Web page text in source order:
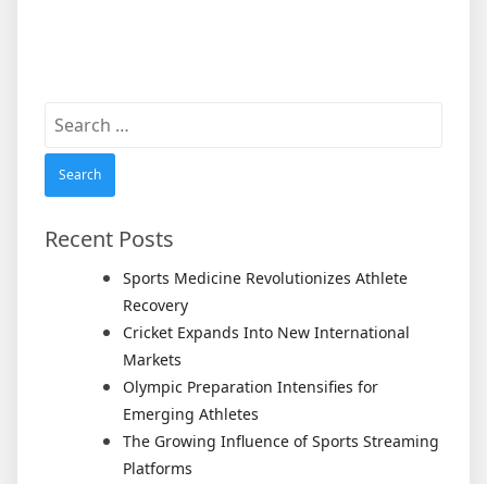
Search
Recent Posts
Sports Medicine Revolutionizes Athlete
Recovery
Cricket Expands Into New International
Markets
Olympic Preparation Intensifies for
Emerging Athletes
The Growing Influence of Sports Streaming
Platforms